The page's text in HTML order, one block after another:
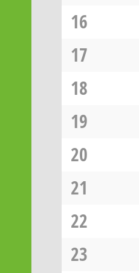
16
17
18
19
20
21
22
23